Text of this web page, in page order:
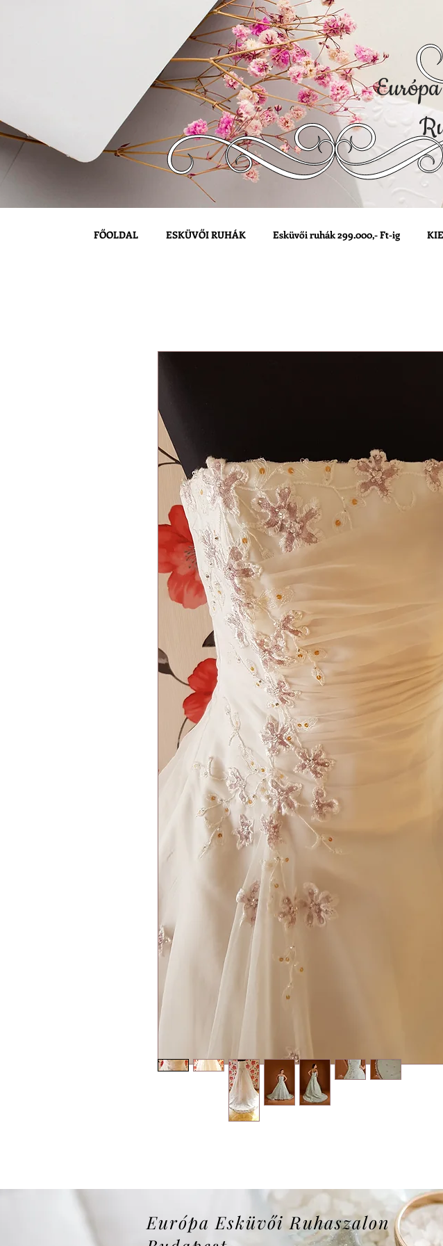
FŐOLDAL ESKÜVŐI RUHÁK Esküvői ruhák 299.000,- Ft-ig
Európa Esküvői Ruhaszalon